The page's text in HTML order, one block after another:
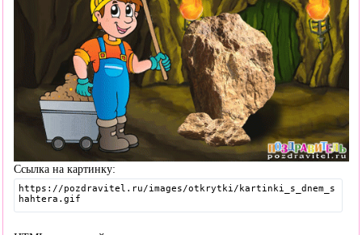
Ссылка на картинку: